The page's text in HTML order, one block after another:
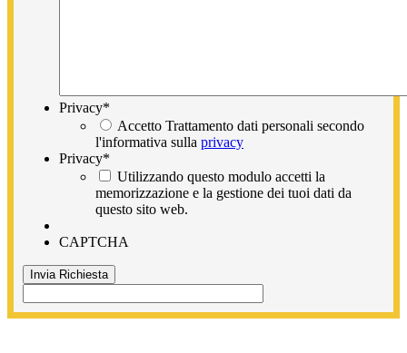
Privacy*
Accetto Trattamento dati personali secondo
l'informativa sulla privacy
Privacy*
Utilizzando questo modulo accetti la
memorizzazione e la gestione dei tuoi dati da
questo sito web.
CAPTCHA